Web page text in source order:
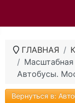
ГЛАВНАЯ
Автобусы.
Вернуться в: